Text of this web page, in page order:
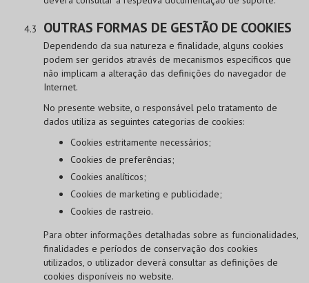
OUTRAS FORMAS DE GESTÃO DE COOKIES
Dependendo da sua natureza e finalidade, alguns cookies
podem ser geridos através de mecanismos específicos que
não implicam a alteração das definições do navegador de
Internet.
No presente website, o responsável pelo tratamento de
dados utiliza as seguintes categorias de cookies:
Cookies estritamente necessários;
Cookies de preferências;
Cookies analíticos;
Cookies de marketing e publicidade;
Cookies de rastreio.
Para obter informações detalhadas sobre as funcionalidades,
finalidades e períodos de conservação dos cookies
utilizados, o utilizador deverá consultar as definições de
cookies disponíveis no website.